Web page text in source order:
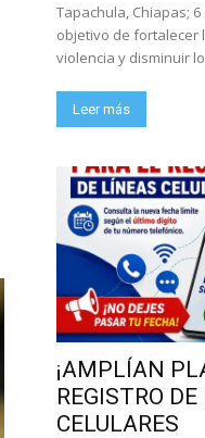
Tapachula, Chiapas;
objetivo de fortalecer
violencia y disminuir
Leer más
¡AMPLÍAN
REGISTRO
CELULARES